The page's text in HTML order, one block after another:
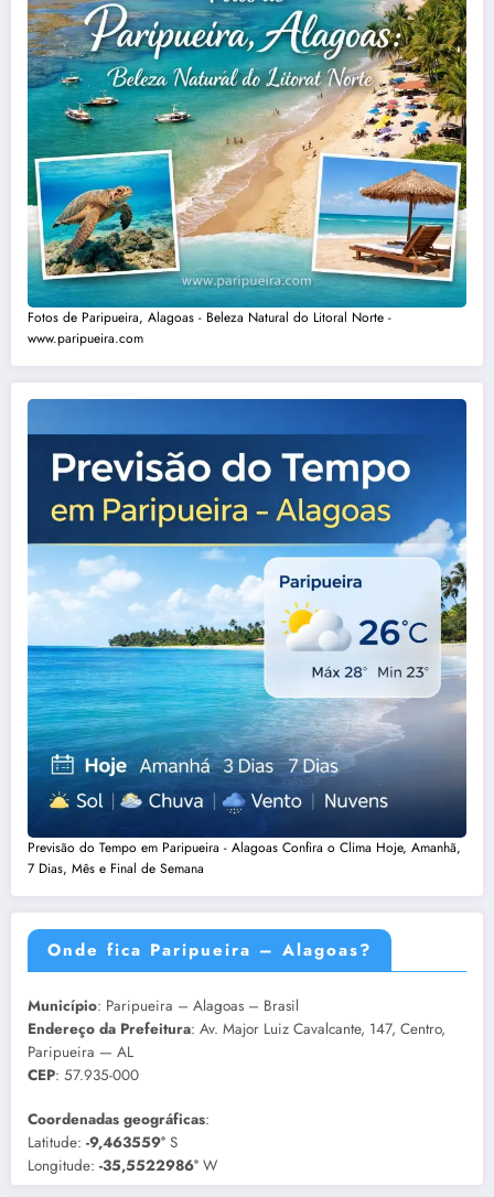
Fotos de Paripueira, Alagoas - Beleza Natural do Litoral Norte -
www.paripueira.com
Previsão do Tempo em Paripueira - Alagoas Confira o Clima Hoje, Amanhã,
7 Dias, Mês e Final de Semana
Onde fica Paripueira – Alagoas?
Município: Paripueira – Alagoas – Brasil
Endereço da Prefeitura: Av. Major Luiz Cavalcante, 147, Centro,
Paripueira — AL
CEP: 57.935-000
Coordenadas geográficas:
Latitude: -9,463559° S
Longitude: -35,5522986° W